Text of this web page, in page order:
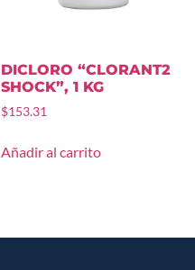
DICLORO “CLORANT2
SHOCK”, 1 KG
$153.31
Añadir al carrito